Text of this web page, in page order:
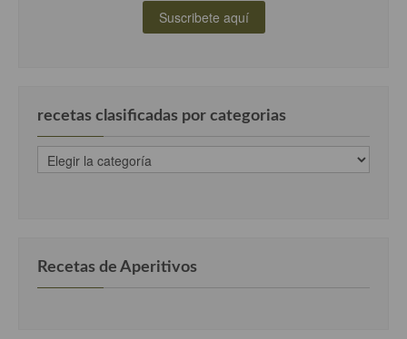
Cocina Valenciana
Cocina Vasca
recetas clasificadas por categorias
recetas
clasificadas
Recetas de Aperitivos